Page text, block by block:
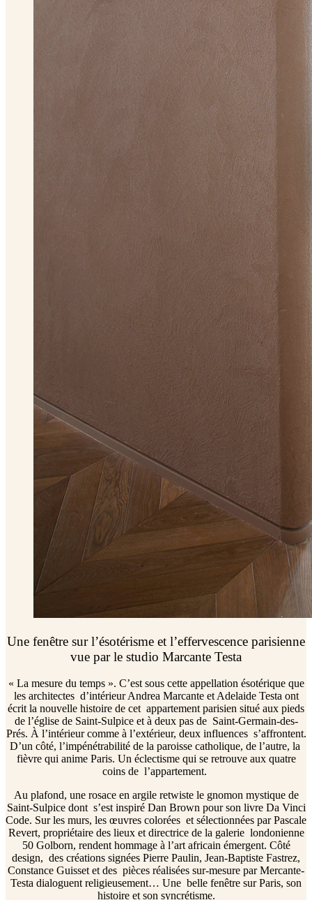
Une fenêtre sur l’ésotérisme et l’effervescence parisienne
vue par le studio Marcante Testa
« La mesure du temps ». C’est sous cette appellation ésotérique que
les architectes d’intérieurAndrea Marcante et Adelaide Testa ont
écrit la nouvelle histoire de cet appartement parisien situé aux pieds
de l’église de Saint-Sulpice et à deux pas de Saint-Germain-des-
Prés. À l’intérieur comme à l’extérieur, deux influences s’affrontent.
D’un côté, l’impénétrabilité de la paroisse catholique, de l’autre, la
fièvre qui anime Paris. Un éclectisme qui se retrouve aux quatre
coins de l’appartement.
Au plafond, une rosace en argile retwiste le gnomon mystique de
Saint-Sulpice dont s’est inspiré Dan Brown pour son livre Da Vinci
Code. Sur les murs, les œuvres colorées et sélectionnées par Pascale
Revert, propriétaire des lieux et directrice de la galerie londonienne
50 Golborn, rendent hommage à l’art africain émergent. Côté
design, des créations signées Pierre Paulin, Jean-Baptiste Fastrez,
Constance Guisset et des pièces réalisées sur-mesure par Mercante-
Testa dialoguent religieusement… Une belle fenêtre sur Paris, son
histoire et son syncrétisme.